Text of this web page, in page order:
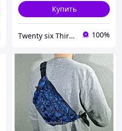
Купить
Twenty six Thirty eight 100%